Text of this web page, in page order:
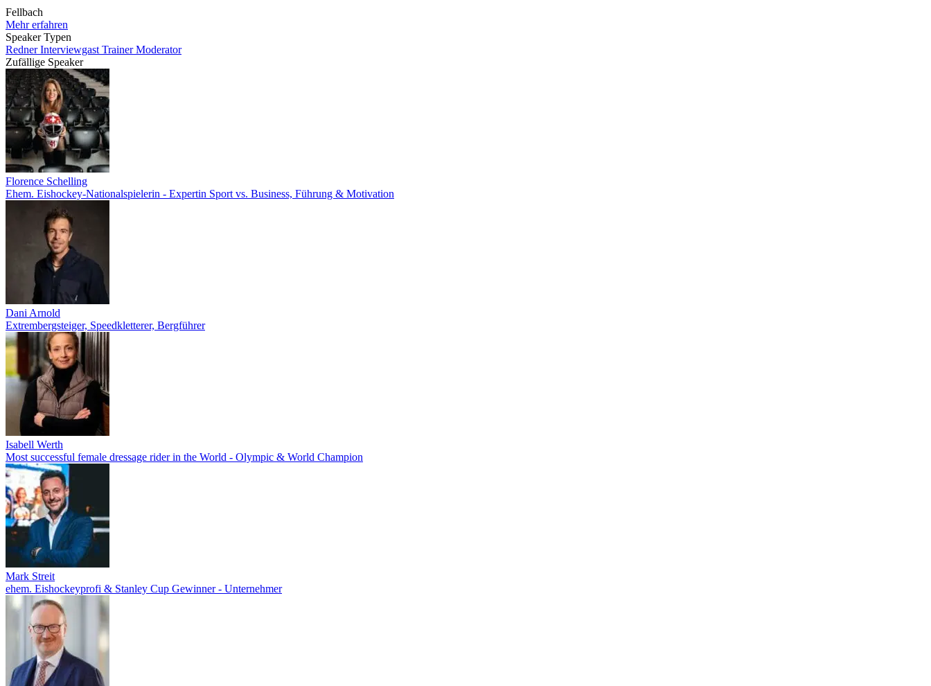
Fellbach
Mehr erfahren
Speaker Typen
RednerInterviewgast TrainerModerator
Zufällige Speaker
Florence Schelling
Ehem. Eishockey-Nationalspielerin - Expertin Sport vs. Business, Führung & Motivation
Dani Arnold
Extrembergsteiger, Speedkletterer, Bergführer
Isabell Werth
Most successful female dressage rider in the World - Olympic & World Champion
Mark Streit
ehem. Eishockeyprofi & Stanley Cup Gewinner - Unternehmer